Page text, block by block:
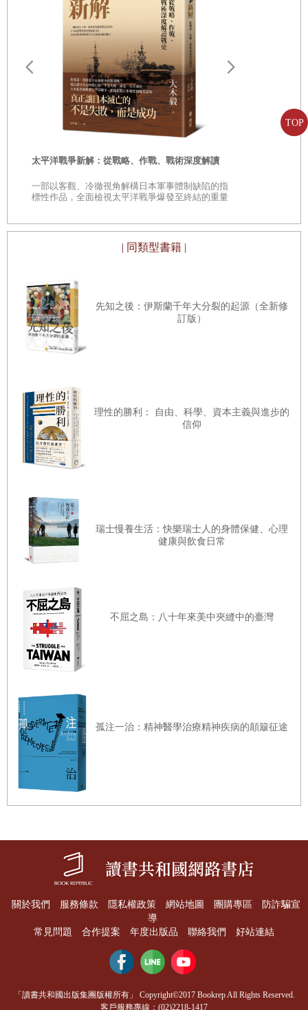
TOP
太平洋戰爭新解：從戰略、作戰、戰術深度解讀
一部以客觀、冷徹視角解構日本軍事體制缺陷的指
標性作品，全面檢視太平洋戰爭爆發至終結的重量
——日本民
「鄉土」
| 同類型書籍 |
先知之後：伊斯蘭千年大分裂的起源（全新修
訂版）
理性的勝利： 自由、科學、資本主義與進步的
信仰
瑞士慢養生活：快樂瑞士人的身體保健、心理
健康與飲食日常
不屈之島：八十年來美中夾縫中的臺灣
孤注一治：精神醫學治療精神疾病的顛簸征途
關於我們 服務條款 隱私權政策 網站地圖 團購專區
防詐騙宣
導
常見問題
合作提案 年度出版品 聯絡我們 好站連結
「讀書共和國出版集團版權所有」 Copyright©2017 Bookrep All Rights Reserved.
客戶服務專線：(02)2218-1417